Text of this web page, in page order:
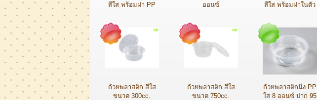
สีใส พร้อมฝา PP
ออนซ์
สีใส พร้อมฝาในตัว
ถ้วยพลาสติก สีใส
ขนาด 300cc.
ถ้วยพลาสติก สีใส
ขนาด 750cc.
ถ้วยพลาสติกนึ่ง PP
ใส 8 ออนซ์ ปาก 95